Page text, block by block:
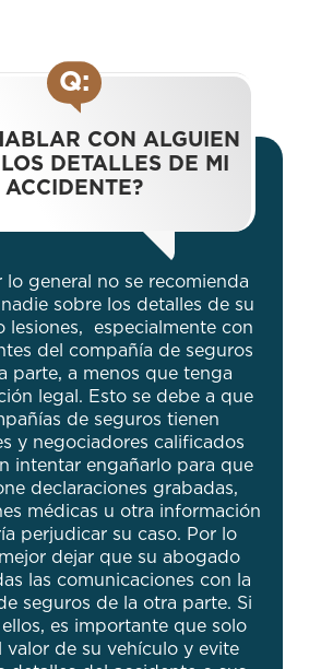
Q:
CON ALGUIEN
DETALLES DE MI
ACCIDENTE?
lo general no se recomienda
sobre los detalles de su
lesiones, especialmente con
del compañía de seguros
parte, a menos que tenga
legal. Esto se debe a que
de seguros tienen
y negociadores calificados
intentar engañarlo para que
declaraciones grabadas,
médicas u otra información
perjudicar su caso. Por lo
dejar que su abogado
las comunicaciones con la
seguros de la otra parte. Si
es importante que solo
valor de su vehículo y evite